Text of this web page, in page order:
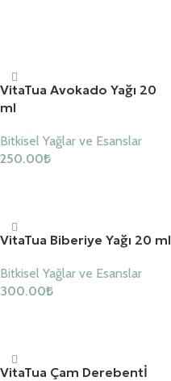
VitaTua Avokado Yağı 20
ml
Bitkisel Yağlar ve Esanslar
250.00₺
VitaTua Biberiye Yağı 20 ml
Bitkisel Yağlar ve Esanslar
300.00₺
VitaTua Çam Derebentİ